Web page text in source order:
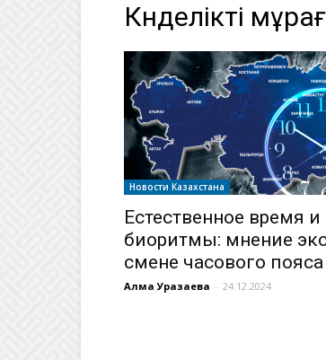
Күнделікті
Новости Казахстана
Естественное время и
биоритмы: мнение
смене часового пояса
Алма Уразаева - 24.12.2024